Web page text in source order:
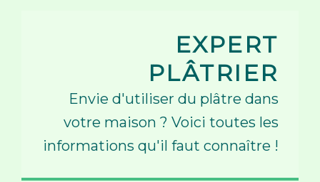
EXPERT
PLÂTRIER
Envie d'utiliser du plâtre dans
votre maison ? Voici toutes les
informations qu'il faut connaître !